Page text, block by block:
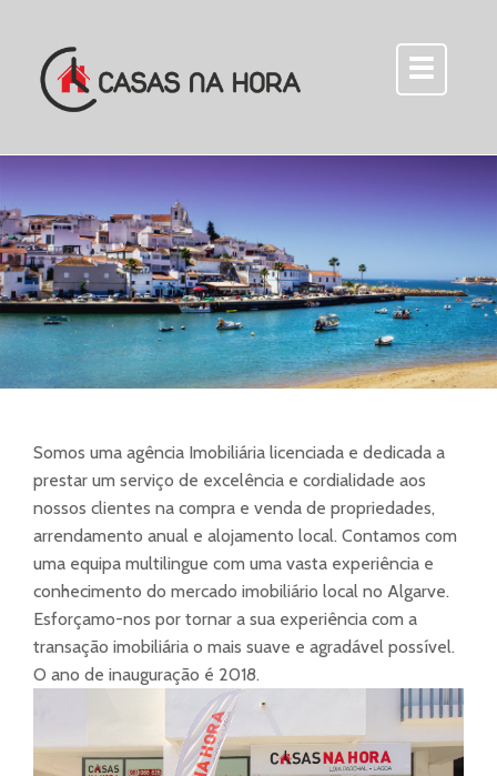
Somos uma agência Imobiliária licenciada e dedicada a
prestar um serviço de excelência e cordialidade aos
nossos clientes na compra e venda de propriedades,
arrendamento anual e alojamento local. Contamos com
uma equipa multilingue com uma vasta experiência e
conhecimento do mercado imobiliário local no Algarve.
Esforçamo-nos por tornar a sua experiência com a
transação imobiliária o mais suave e agradável possível.
O ano de inauguração é 2018.